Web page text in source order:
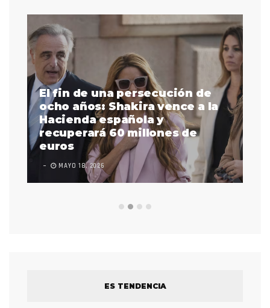
El fin de una persecución de
ocho años: Shakira vence a la
Hacienda española y
recuperará 60 millones de
euros
MAYO 18, 2026
ES TENDENCIA